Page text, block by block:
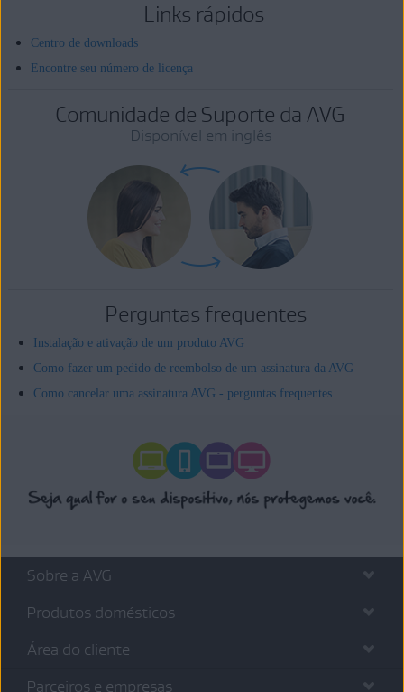
Links rápidos
Centro de downloads
Encontre seu número de licença
Comunidade de Suporte da AVG
Disponível em inglês
Perguntas frequentes
Instalação e ativação de um produto AVG
Como fazer um pedido de reembolso de um assinatura da AVG
Como cancelar uma assinatura AVG - perguntas frequentes
Sobre a AVG
Produtos domésticos
Área do cliente
Parceiros e empresas